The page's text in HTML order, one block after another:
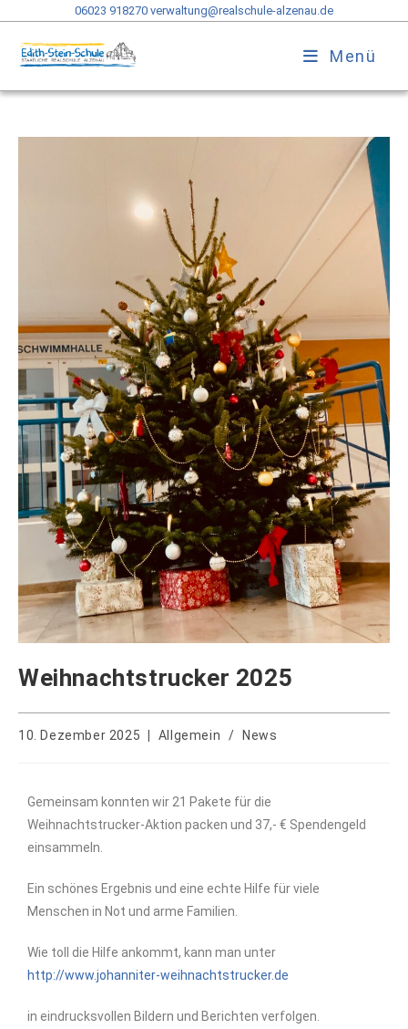
06023 918270 verwaltung@realschule-alzenau.de
Menü
Weihnachtstrucker 2025
10. Dezember 2025 Allgemein / News
Gemeinsam konnten wir 21 Pakete für die
Weihnachtstrucker-Aktion packen und 37,- € Spendengeld
einsammeln.
Ein schönes Ergebnis und eine echte Hilfe für viele
Menschen in Not und arme Familien.
Wie toll die Hilfe ankommt, kann man unter
http://www.johanniter-weihnachtstrucker.de
in eindrucksvollen Bildern und Berichten verfolgen.